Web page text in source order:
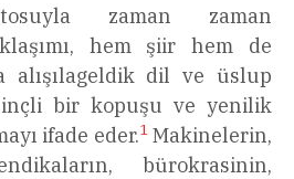
zaman zaman
hem şiir hem de
alışılageldik dil ve üslup
bir kopuşu ve yenilik
ifade eder.1Makinelerin,
bürokrasinin,